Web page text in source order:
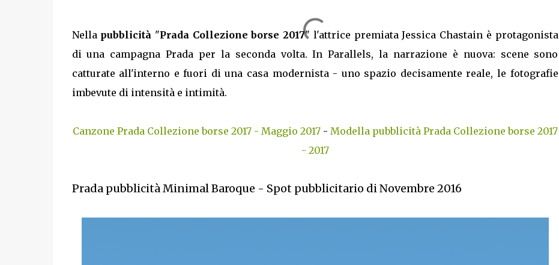
Nella pubblicità "Prada Collezione borse 2017" l'attrice premiata Jessica Chastain è protagonista
di una campagna Prada per la seconda volta. In Parallels, la narrazione è nuova: scene sono
catturate all'interno e fuori di una casa modernista - uno spazio decisamente reale, le fotografie
imbevute di intensità e intimità.
Canzone Prada Collezione borse 2017 - Maggio 2017- Modella pubblicità Prada Collezione borse 2017
- 2017
Prada pubblicità Minimal Baroque - Spot pubblicitario di Novembre 2016